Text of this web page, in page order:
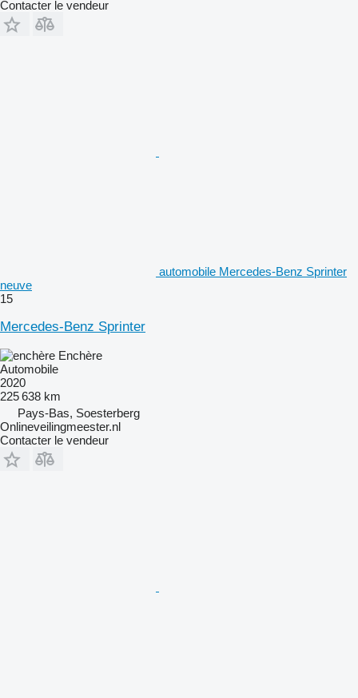
Contacter le vendeur
automobile Mercedes-Benz Sprinter
neuve
15
Mercedes-Benz Sprinter
Enchère
Automobile
2020
225 638 km
Pays-Bas, Soesterberg
Onlineveilingmeester.nl
Contacter le vendeur